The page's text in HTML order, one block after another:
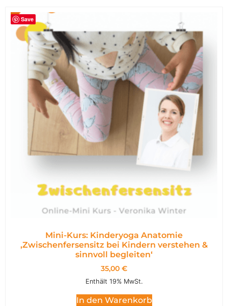
Save
Mini-Kurs: Kinderyoga Anatomie
,Zwischenfersensitz bei Kindern verstehen &
sinnvoll begleiten‘
35,00 €
Enthält 19% MwSt.
In den Warenkorb